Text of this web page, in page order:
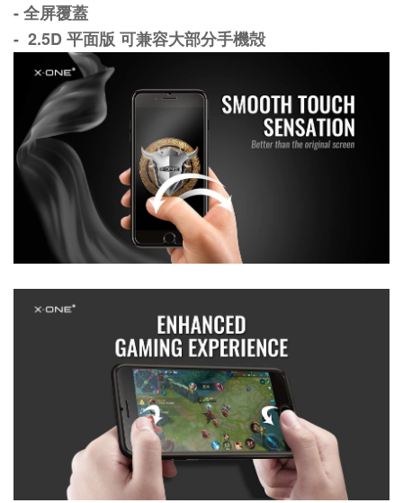
- 全屏覆蓋
- 2.5D 平面版 可兼容大部分手機殻